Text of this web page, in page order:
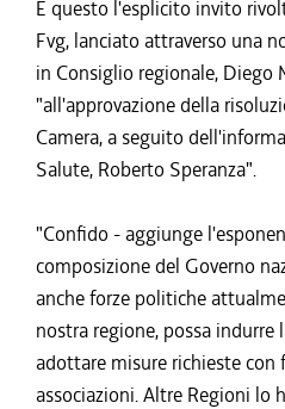
È questo l'esplicito invito
Fvg, lanciato attraverso una
in Consiglio regionale, Diego
"all'approvazione della
Camera, a seguito
Salute, Roberto Speranza".
"Confido - aggiunge
composizione del Governo
anche forze politiche
nostra regione, possa indurre
adottare misure richieste con
associazioni. Altre Regioni lo